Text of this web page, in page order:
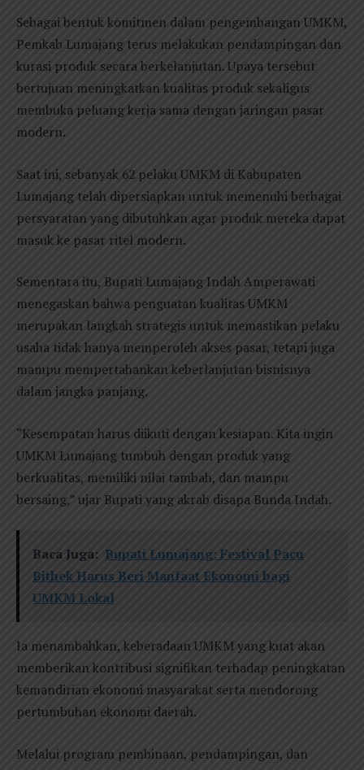
Sebagai bentuk komitmen dalam pengembangan UMKM,
Pemkab Lumajang terus melakukan pendampingan dan
kurasi produk secara berkelanjutan. Upaya tersebut
bertujuan meningkatkan kualitas produk sekaligus
membuka peluang kerja sama dengan jaringan pasar
modern.
Saat ini, sebanyak 62 pelaku UMKM di Kabupaten
Lumajang telah dipersiapkan untuk memenuhi berbagai
persyaratan yang dibutuhkan agar produk mereka dapat
masuk ke pasar ritel modern.
Sementara itu, Bupati Lumajang Indah Amperawati
menegaskan bahwa penguatan kualitas UMKM
merupakan langkah strategis untuk memastikan pelaku
usaha tidak hanya memperoleh akses pasar, tetapi juga
mampu mempertahankan keberlanjutan bisnisnya
dalam jangka panjang.
“Kesempatan harus diikuti dengan kesiapan. Kita ingin
UMKM Lumajang tumbuh dengan produk yang
berkualitas, memiliki nilai tambah, dan mampu
bersaing,” ujar Bupati yang akrab disapa Bunda Indah.
Baca Juga: Bupati Lumajang: Festival Pacu
Bithek Harus Beri Manfaat Ekonomi bagi
UMKM Lokal
Ia menambahkan, keberadaan UMKM yang kuat akan
memberikan kontribusi signifikan terhadap peningkatan
kemandirian ekonomi masyarakat serta mendorong
pertumbuhan ekonomi daerah.
Melalui program pembinaan, pendampingan, dan